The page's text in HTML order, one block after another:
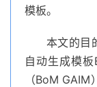
模板。
本文的目
自动生成模
（BoM